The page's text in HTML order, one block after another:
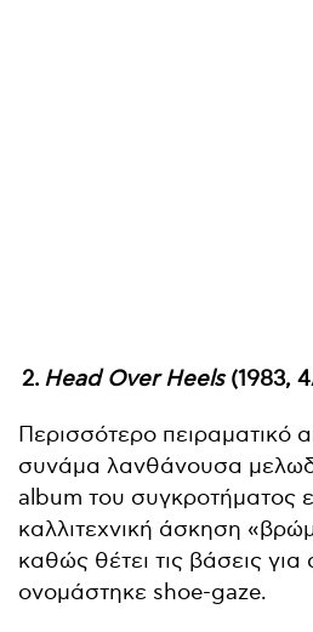
2. Head Over Heels(1983,
Περισσότερο πειραματικό
συνάμα λανθάνουσα
album του συγκροτήματος
καλλιτεχνική άσκηση
καθώς θέτει τις βάσεις
ονομάστηκε shoe-gaze.